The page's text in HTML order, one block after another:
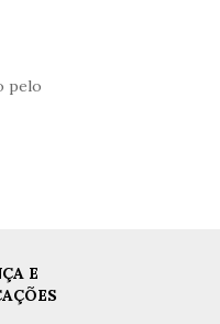
pelo
E